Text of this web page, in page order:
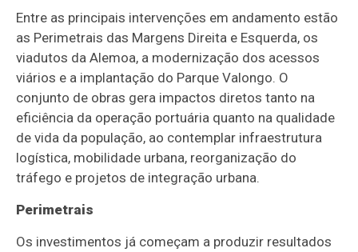
Entre as principais intervenções em andamento estão
as Perimetrais das Margens Direita e Esquerda, os
viadutos da Alemoa, a modernização dos acessos
viários e a implantação do Parque Valongo. O
conjunto de obras gera impactos diretos tanto na
eficiência da operação portuária quanto na qualidade
de vida da população, ao contemplar infraestrutura
logística, mobilidade urbana, reorganização do
tráfego e projetos de integração urbana.
Perimetrais
Os investimentos já começam a produzir resultados